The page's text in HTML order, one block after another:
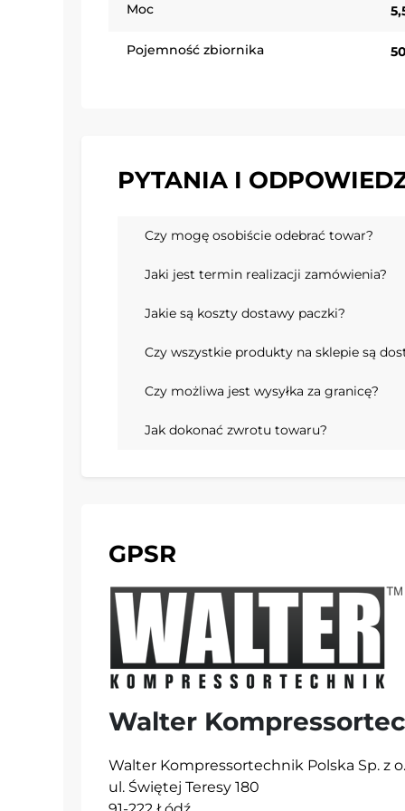
Moc
Pojemność zbiornika
PYTANIA I
Czy mogę osobiście odebrać towar?
Jaki jest termin realizacji zamówienia?
Jakie są koszty dostawy paczki?
Czy wszystkie produkty na sklepie są
Czy możliwa jest wysyłka za granicę?
Jak dokonać zwrotu towaru?
GPSR
Walter
Walter Kompressortechnik Polska Sp. z
ul. Świętej Teresy 180